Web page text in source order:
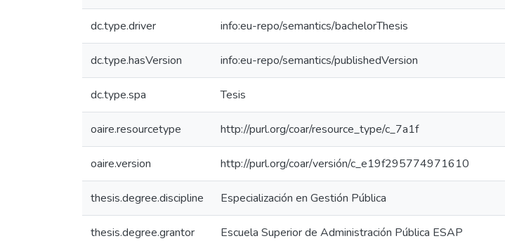
dc.type.driver info:eu-repo/semantics/bachelorThesis
dc.type.hasVersion info:eu-repo/semantics/publishedVersion
dc.type.spa Tesis
oaire.resourcetype http://purl.org/coar/resource_type/c_7a1f
oaire.version http://purl.org/coar/versión/c_e19f295774971610
thesis.degree.discipline Especialización en Gestión Pública
thesis.degree.grantor Escuela Superior de Administración Pública ESAP